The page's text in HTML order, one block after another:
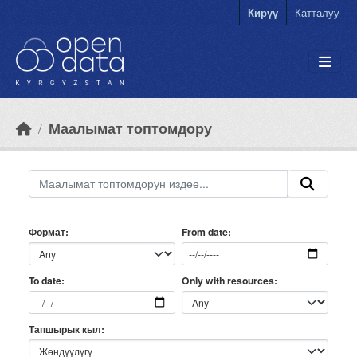
Кирүү Катталуу
Маалымат топтомдору
Формат From date
To date Only with resources
Тапшырык кыл